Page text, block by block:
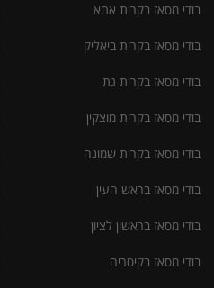
בודי מסאז בקרית אתא
בודי מסאז בקרית ביאליק
בודי מסאז בקרית גת
בודי מסאז בקרית מוצקין
בודי מסאז בקרית שמונה
בודי מסאז בראש העין
בודי מסאז בראשון לציון
בודי מסאז בקיסריה